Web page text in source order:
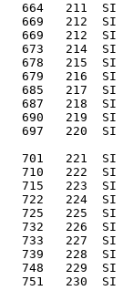
  664   211  SI
  669   212  SI
  669   212  SI
  673   214  SI
  678   215  SI
  679   216  SI
  685   217  SI
  687   218  SI
  690   219  SI
  697   220  SI
  701   221  SI
  710   222  SI
  715   223  SI
  722   224  SI
  725   225  SI
  732   226  SI
  733   227  SI
  739   228  SI
  748   229  SI
  751   230  SI